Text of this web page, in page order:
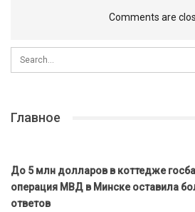
Comments are
Главное
До 5 млн долларов в коттедже
операция МВД в Минске оставила
ответов